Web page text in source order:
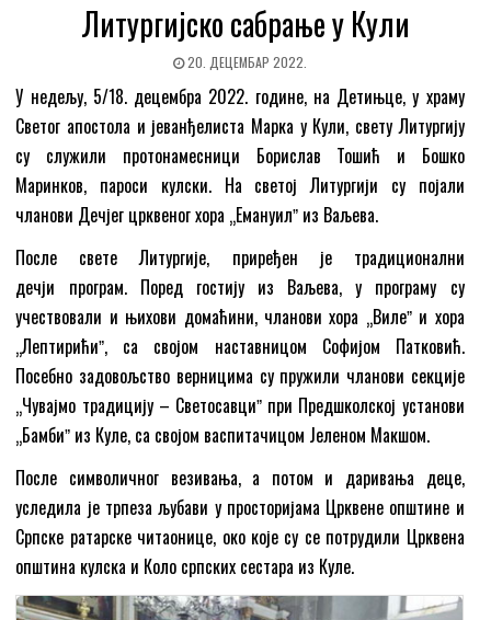
Литургијско сабрање у Кули
20. ДЕЦЕМБАР 2022.
У недељу, 5/18. децембра 2022. године, на Детињце, у храму
Светог апостола и јеванђелиста Марка у Кули, свету Литургију
су служили протонамесници Борислав Тошић и Бошко
Маринков, пароси кулски. На светој Литургији су појали
чланови Дечјег црквеног хора „Емануилˮ из Ваљева.
После свете Литургије, приређен је традиционални
дечји програм. Поред гостију из Ваљева, у програму су
учествовали и њихови домаћини, чланови хора „Вилеˮ и хора
„Лептирићиˮ, са својом наставницом Софијом Патковић.
Посебно задовољство верницима су пружили чланови секције
„Чувајмо традицију – Светосавциˮ при Предшколској установи
„Бамбиˮ из Куле, са својом васпитачицом Јеленом Макшом.
После символичног везивања, а потом и даривања деце,
уследила је трпеза љубави у просторијама Црквене општине и
Српске ратарске читаонице, око које су се потрудили Црквена
општина кулска и Коло српских сестара из Куле.